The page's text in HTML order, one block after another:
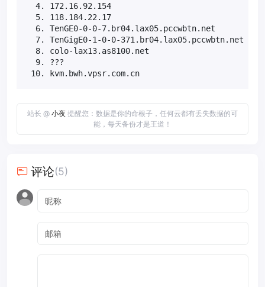
4. 172.16.92.154
5. 118.184.22.17
6. TenGE0-0-0-7.br04.lax05.pccwbtn.net
7. TenGigE0-1-0-0-371.br04.lax05.pccwbtn.net
8. colo-lax13.as8100.net
9. ???
10. kvm.bwh.vpsr.com.cn
站长 @ 小夜 提醒您：数据是你的命根子，任何云都有丢失数据的可
能，每天备份才是王道！
评论(5)